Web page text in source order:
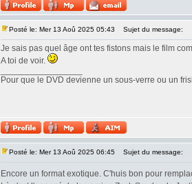
Posté le: Mer 13 Aoû 2025 05:43 Sujet du message:
Je sais pas quel âge ont tes fistons mais le film
A toi de voir.
Pour que le DVD devienne un sous-verre ou un
Posté le: Mer 13 Aoû 2025 06:45 Sujet du message:
Encore un format exotique. C'huis bon pour